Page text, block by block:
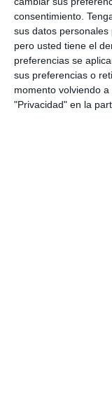
consentimiento.
sus datos personales
pero usted tiene el
preferencias se
sus preferencias o
momento volviendo
"Privacidad" en la